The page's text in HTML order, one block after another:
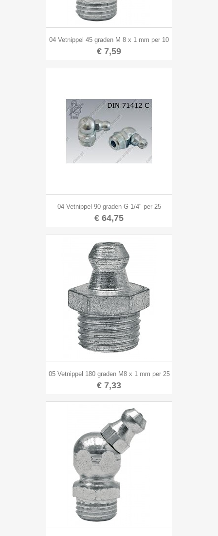
04 Vetnippel 45 graden M 8 x 1 mm per 10
€ 7,59
04 Vetnippel 90 graden G 1/4" per 25
€ 64,75
05 Vetnippel 180 graden M8 x 1 mm per 25
€ 7,33